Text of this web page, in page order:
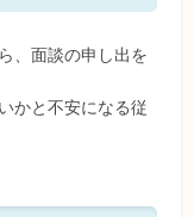
、面談の申し出を
かと不安になる従